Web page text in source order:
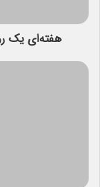
هفته‌ای یک